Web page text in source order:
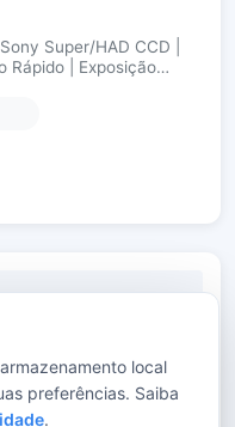
Super/HAD CCD |
Rápido | Exposição
local
preferências. Saiba
.